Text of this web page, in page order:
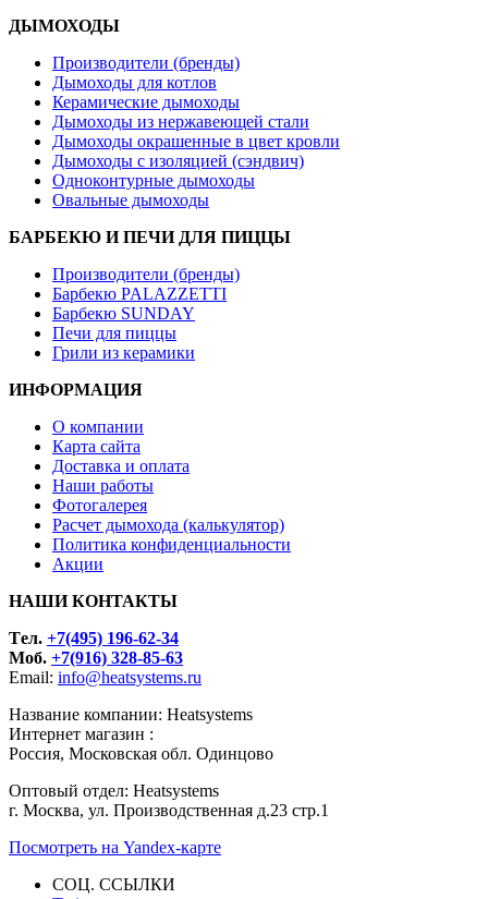
ДЫМОХОДЫ
Производители (бренды)
Дымоходы для котлов
Керамические дымоходы
Дымоходы из нержавеющей стали
Дымоходы окрашенные в цвет кровли
Дымоходы с изоляцией (сэндвич)
Одноконтурные дымоходы
Овальные дымоходы
БАРБЕКЮ И ПЕЧИ ДЛЯ ПИЦЦЫ
Производители (бренды)
Барбекю PALAZZETTI
Барбекю SUNDAY
Печи для пиццы
Грили из керамики
ИНФОРМАЦИЯ
О компании
Карта сайта
Доставка и оплата
Наши работы
Фотогалерея
Расчет дымохода (калькулятор)
Политика конфиденциальности
Акции
НАШИ КОНТАКТЫ
Tел. +7(495) 196-62-34
Моб. +7(916) 328-85-63
Email: info@heatsystems.ru
Название компании: Heatsystems
Интернет магазин :
Россия, Московская обл. Одинцово
Оптовый отдел: Heatsystems
г. Москва, ул. Производственная д.23 стр.1
Посмотреть на Yandex-карте
СОЦ. ССЫЛКИ